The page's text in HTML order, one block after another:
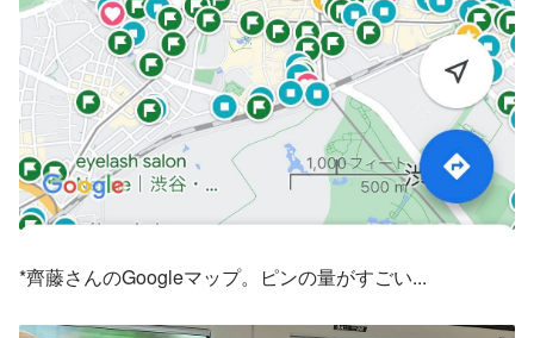
*齊藤さんのGoogleマップ。ピンの量がすごい...